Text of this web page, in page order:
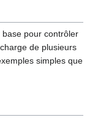
pour contrôler
de plusieurs
simples que